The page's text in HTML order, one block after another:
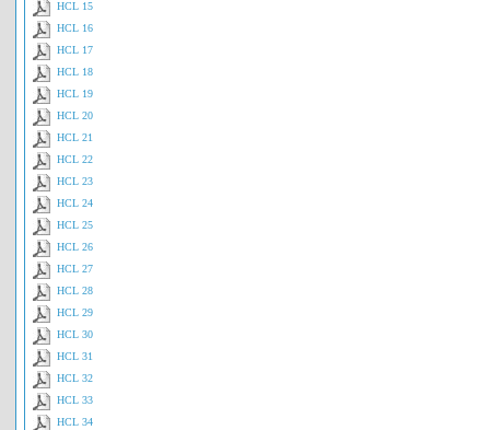
HCL 15
HCL 16
HCL 17
HCL 18
HCL 19
HCL 20
HCL 21
HCL 22
HCL 23
HCL 24
HCL 25
HCL 26
HCL 27
HCL 28
HCL 29
HCL 30
HCL 31
HCL 32
HCL 33
HCL 34